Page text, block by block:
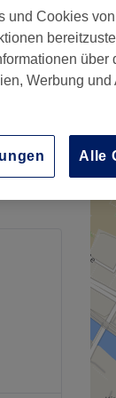
40 €
und Cookies
Werbung und
Alle